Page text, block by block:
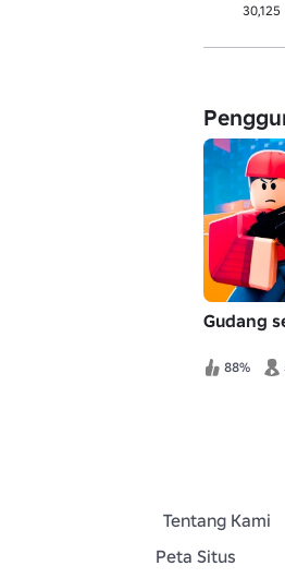
30,125
Gudang
88%
Tentang Kami
Peta Situs